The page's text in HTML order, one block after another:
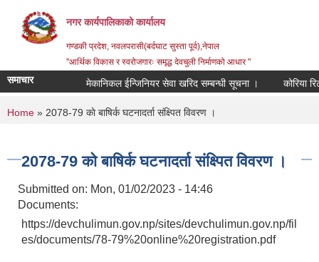
नगर कार्यपालिकाको कार्यालय
गण्डकी प्रदेश, नवलपरासी(बर्दघाट सुस्ता पूर्व),नेपाल
"आर्थिक विकास र स्वरोजगारः समृद्ध देवचुली निर्माणको आधार "
समाचार मेकानिकल ईन्जिनियर सेवा खरिद सम्बन्धी सूचना । कोरिया
You are here
Home » 2078-79 काे बाषिर्क घटनादर्ता संक्ष्पित विवरण ।
2078-79 काे बाषिर्क घटनादर्ता संक्ष्पित विवरण ।
Submitted on: Mon, 01/02/2023 - 14:46
Documents:
https://devchulimun.gov.np/sites/devchulimun.gov.np/fil
es/documents/78-79%20online%20registration.pdf